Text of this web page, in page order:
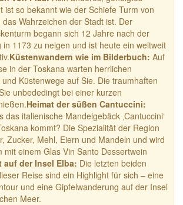
ist so bekannt wie der Schiefe Turm von
Wahrzeichen der Stadt ist. Der
begann sich 12 Jahre nach der
1173 zu neigen und ist heute ein weltweit
Küstenwandern wie im Bilderbuch: Auf
in der Toskana warten herrlichen
Küstenwege auf Sie. Die traumhaften
unbededingt bei einer kurzen
Heimat der süßen Cantuccini:
das italienische Mandelgebäck ‚Cantuccini‘
kommt? Die Spezialität der Region
Zucker, Mehl, Eiern und Mandeln und wird
mit einem Glas Vin Santo Dessertwein
auf der Insel Elba: Die letzten beiden
Reise sind ein Highlight für sich – eine
und eine Gipfelwanderung auf der Insel
Meer.